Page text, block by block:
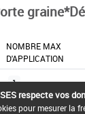
NOMBRE MAX
D'APPLICATION
1
respecte vos
pour mesurer la